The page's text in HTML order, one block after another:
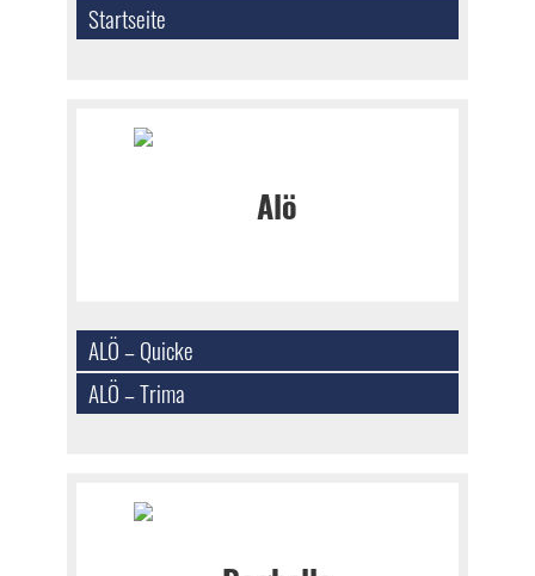
Startseite
ALÖ – Quicke
ALÖ – Trima